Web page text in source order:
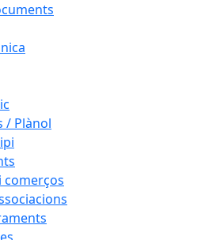
/ Plànol
comerços